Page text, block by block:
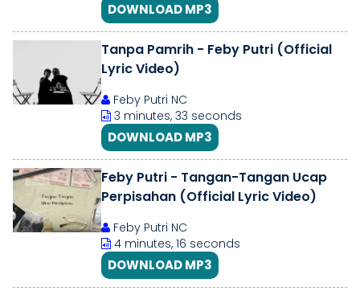
DOWNLOAD MP3
Tanpa Pamrih - Feby Putri (Official
Lyric Video)
Feby Putri NC
3 minutes, 33 seconds
DOWNLOAD MP3
Feby Putri - Tangan-Tangan Ucap
Perpisahan (Official Lyric Video)
Feby Putri NC
4 minutes, 16 seconds
DOWNLOAD MP3